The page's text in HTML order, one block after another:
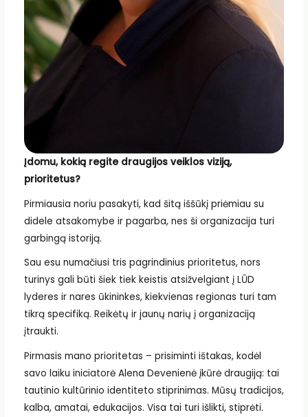
Įdomu, kokią regite draugijos veiklos viziją,
prioritetus?
Pirmiausia noriu pasakyti, kad šitą iššūkį priėmiau su
didele atsakomybe ir pagarba, nes ši organizacija turi
garbingą istoriją.
Sau esu numačiusi tris pagrindinius prioritetus, nors
turinys gali būti šiek tiek keistis atsižvelgiant į LŪD
lyderes ir nares ūkininkes, kiekvienas regionas turi tam
tikrą specifiką. Reikėtų ir jaunų narių į organizaciją
įtraukti.
Pirmasis mano prioritetas – prisiminti ištakas, kodėl
savo laiku iniciatorė Alena Devenienė įkūrė draugiją: tai
tautinio kultūrinio identiteto stiprinimas. Mūsų tradicijos,
kalba, amatai, edukacijos. Visa tai turi išlikti, stiprėti.